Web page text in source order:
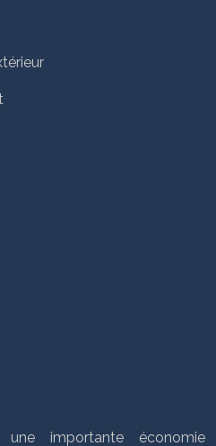
importante économie